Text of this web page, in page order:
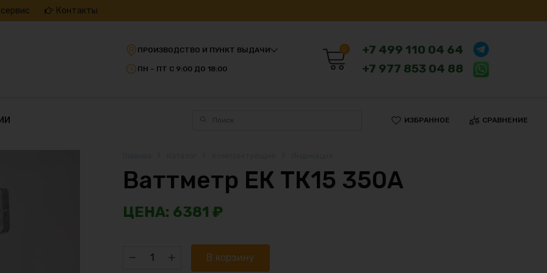
Контакты
ПРОИЗВОДСТВО И ПУНКТ ВЫДАЧИ
ПН – ПТ С 9:00 ДО 18:00
0
+7 499 110 04 64
+7 977 853 04 88
ИЗБРАННОЕ СРАВНЕНИЕ
Ваттметр ЕК ТК15 350А
6381₽
Количество
В корзину